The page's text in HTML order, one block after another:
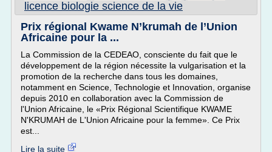
licence biologie science de la vie
Prix régional Kwame N’krumah de l’Union
Africaine pour la ...
La Commission de la CEDEAO, consciente du fait que le
développement de la région nécessite la vulgarisation et la
promotion de la recherche dans tous les domaines,
notamment en Science, Technologie et Innovation, organise
depuis 2010 en collaboration avec la Commission de
l'Union Africaine, le «Prix Régional Scientifique KWAME
N'KRUMAH de L'Union Africaine pour la femme». Ce Prix
est...
Lire la suite